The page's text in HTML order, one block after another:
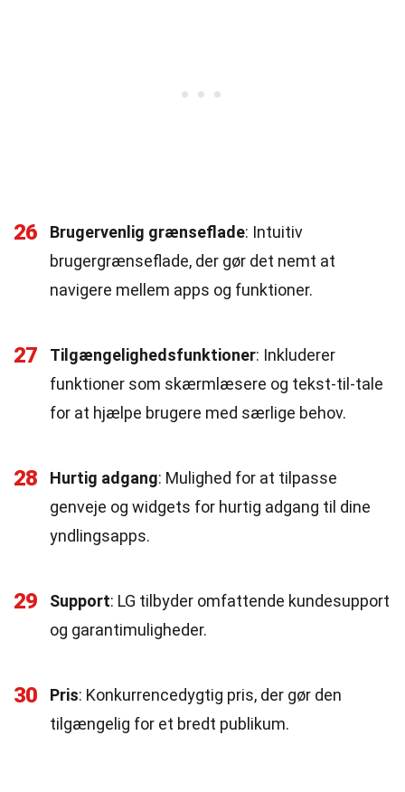
26 Brugervenlig grænseflade: Intuitiv
brugergrænseflade, der gør det nemt at
navigere mellem apps og funktioner.
27 Tilgængelighedsfunktioner: Inkluderer
funktioner som skærmlæsere og tekst-til-tale
for at hjælpe brugere med særlige behov.
28 Hurtig adgang: Mulighed for at tilpasse
genveje og widgets for hurtig adgang til dine
yndlingsapps.
29 Support: LG tilbyder omfattende kundesupport
og garantimuligheder.
30 Pris: Konkurrencedygtig pris, der gør den
tilgængelig for et bredt publikum.